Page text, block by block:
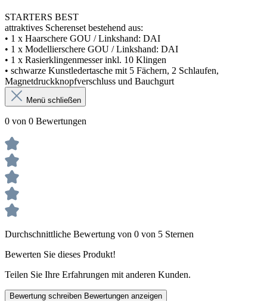
STARTERS BEST
attraktives Scherenset bestehend aus:
• 1 x Haarschere GOU / Linkshand: DAI
• 1 x Modellierschere GOU / Linkshand: DAI
• 1 x Rasierklingenmesser inkl. 10 Klingen
• schwarze Kunstledertasche mit 5 Fächern, 2 Schlaufen,
Magnetdruckknopfverschluss und Bauchgurt
Menü schließen
0 von 0 Bewertungen
Durchschnittliche Bewertung von 0 von 5 Sternen
Bewerten Sie dieses Produkt!
Teilen Sie Ihre Erfahrungen mit anderen Kunden.
Bewertung schreiben Bewertungen anzeigen